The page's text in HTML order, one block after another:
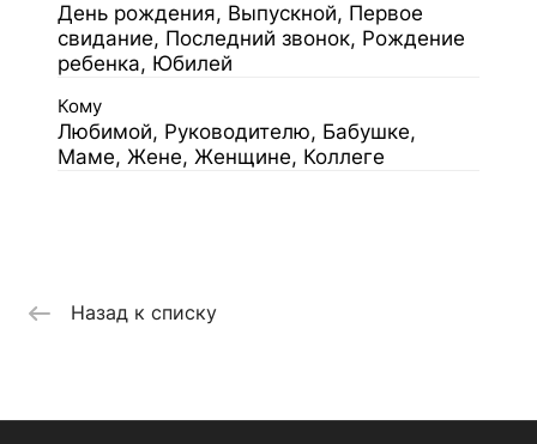
День рождения, Выпускной, Первое
свидание, Последний звонок, Рождение
ребенка, Юбилей
Кому
Любимой, Руководителю, Бабушке,
Маме, Жене, Женщине, Коллеге
Назад к списку